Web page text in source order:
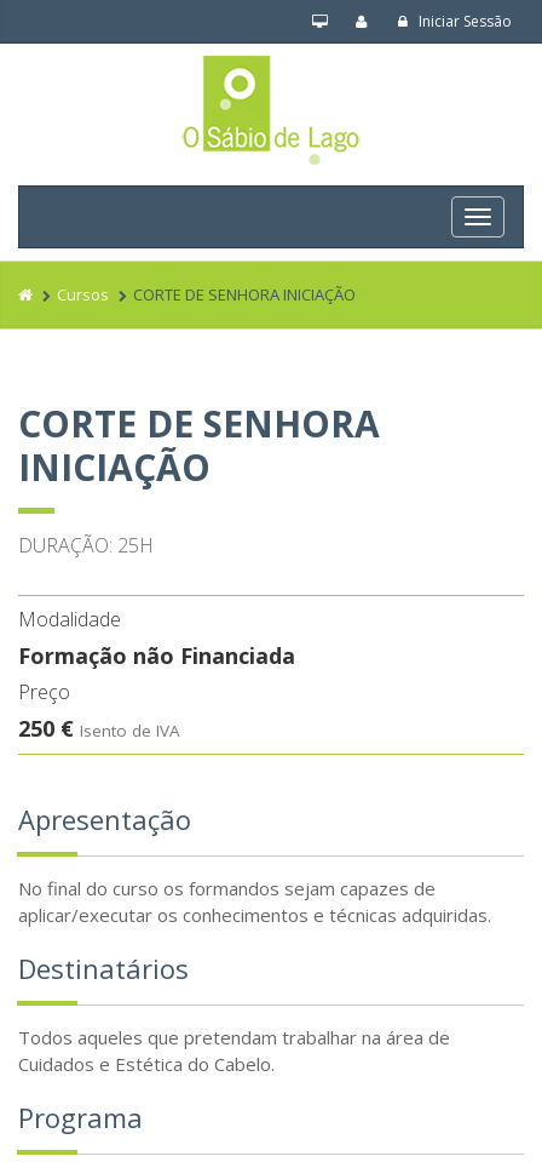
Iniciar Sessão
Cursos CORTE DE SENHORA INICIAÇÃO
CORTE DE SENHORA
INICIAÇÃO
DURAÇÃO: 25H
Modalidade
Formação não Financiada
Preço
250 € Isento de IVA
Apresentação
No final do curso os formandos sejam capazes de
aplicar/executar os conhecimentos e técnicas adquiridas.
Destinatários
Todos aqueles que pretendam trabalhar na área de
Cuidados e Estética do Cabelo.
Programa